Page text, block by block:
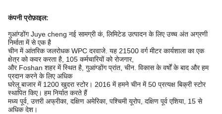
कंपनी प्रोफ़ाइल:
गुआंग्डोंग Juye cheng नई सामग्री कं, लिमिटेड उत्पादन के लिए उच्च अंत अग्रणी
निर्माता में से एक है
चीन में आंतरिक जलरोधक WPC दरवाजे. यह 21500 वर्ग मीटर कार्यशाला का एक
क्षेत्र को कवर करता है, 105 कर्मचारियों को रोजगार,
और Foshan शहर में स्थित है, गुआंग्डोंग प्रांत, चीन. विकास के वर्षों के बाद और हम
प्रदान करने के लिए अधिक
घरेलू बाजार में 1200 खुदरा स्टोर। 2016 में हमने चीन में 50 प्रत्यक्ष बिक्री स्टोर
स्थापित किए। हम निर्यात करते हैं
मध्य पूर्व, उत्तरी अफ्रीका, दक्षिण अमेरिका, पश्चिमी यूरोप, दक्षिण पूर्व एशिया, 15 से
अधिक देश।